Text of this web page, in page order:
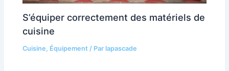
S’équiper correctement des matériels de
cuisine
Cuisine, Équipement / Par lapascade